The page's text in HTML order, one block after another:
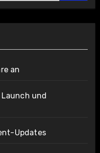
an
und
Updates